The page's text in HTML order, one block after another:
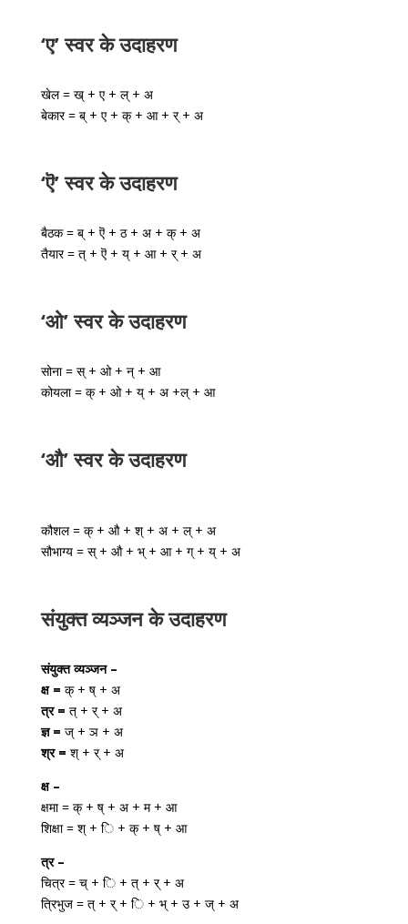
‘ए’ स्वर के उदाहरण
खेल = ख् + ए + ल् + अ
बेकार = ब् + ए + क् + आ + र् + अ
‘ऎ’ स्वर के उदाहरण
बैठक = ब् + ऎ + ठ + अ + क् + अ
तैयार = त् + ऎ + य् + आ + र् + अ
‘ओ’ स्वर के उदाहरण
सोना = स् + ओ + न् + आ
कोयला = क् + ओ + य् + अ +ल् + आ
‘औ’ स्वर के उदाहरण
कौशल = क् + औ + श् + अ + ल् + अ
सौभाग्य = स् + औ + भ् + आ + ग् + य् + अ
संयुक्त व्यञ्जन के उदाहरण
संयुक्त व्यञ्जन –
क्ष = क् + ष् + अ
त्र = त् + र् + अ
ज्ञ = ज् + ञ + अ
श्र = श् + र् + अ
क्ष –
क्षमा = क् + ष् + अ + म + आ
शिक्षा = श् + ि + क् + ष् + आ
त्र –
चित्र = च् + ि + त् + र् + अ
त्रिभुज = त् + र् + ि + भ् + उ + ज् + अ